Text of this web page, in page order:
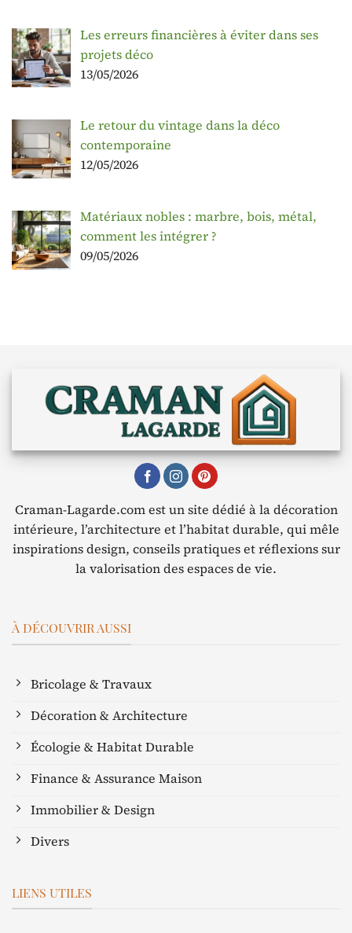
Les erreurs financières à éviter dans ses
projets déco
13/05/2026
Le retour du vintage dans la déco
contemporaine
12/05/2026
Matériaux nobles : marbre, bois, métal,
comment les intégrer ?
09/05/2026
Craman-Lagarde.com est un site dédié à la décoration
intérieure, l’architecture et l’habitat durable, qui mêle
inspirations design, conseils pratiques et réflexions sur
la valorisation des espaces de vie.
À DÉCOUVRIR AUSSI
Bricolage & Travaux
Décoration & Architecture
Écologie & Habitat Durable
Finance & Assurance Maison
Immobilier & Design
Divers
LIENS UTILES